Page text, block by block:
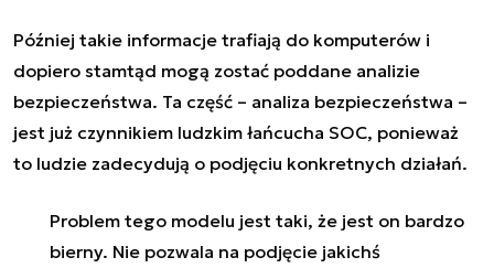
Później takie informacje trafiają do komputerów i
dopiero stamtąd mogą zostać poddane analizie
bezpieczeństwa. Ta część – analiza bezpieczeństwa –
jest już czynnikiem ludzkim łańcucha SOC, ponieważ
to ludzie zadecydują o podjęciu konkretnych działań.
Problem tego modelu jest taki, że jest on bardzo
bierny. Nie pozwala na podjęcie jakichś